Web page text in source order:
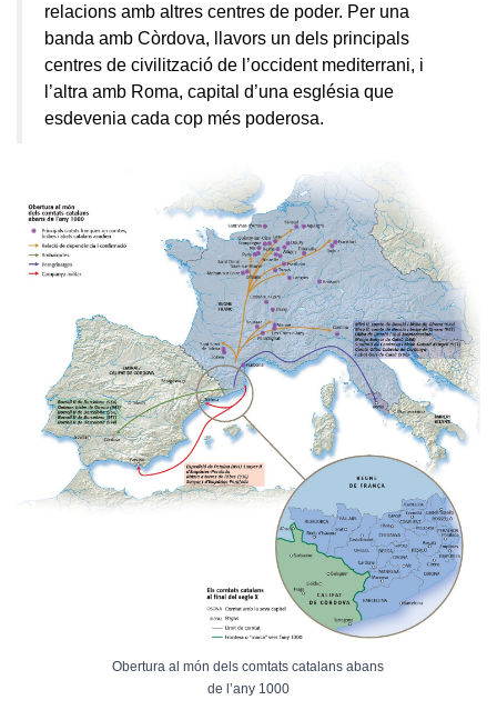
relacions amb altres centres de poder. Per una
banda amb Còrdova, llavors un dels principals
centres de civilització de l’occident mediterrani, i
l’altra amb Roma, capital d’una església que
esdevenia cada cop més poderosa.
Obertura al món dels comtats catalans abans
de l’any 1000